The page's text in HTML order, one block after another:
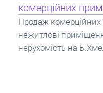
Іпотека на квартиру
заставу
потрібно знати?
про іпотечні кредити.